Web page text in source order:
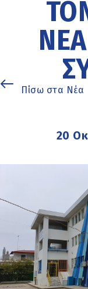
Πίσω στα Νέα
20